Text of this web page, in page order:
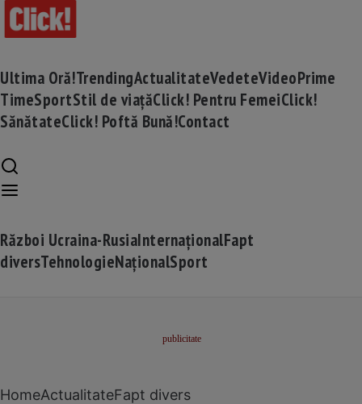
Ultima Oră!TrendingActualitateVedeteVideoPrime
TimeSportStil de viațăClick! Pentru FemeiClick!
SănătateClick! Poftă Bună!Contact
Război Ucraina-RusiaInternaționalFapt
diversTehnologieNaționalSport
HomeActualitateFapt divers